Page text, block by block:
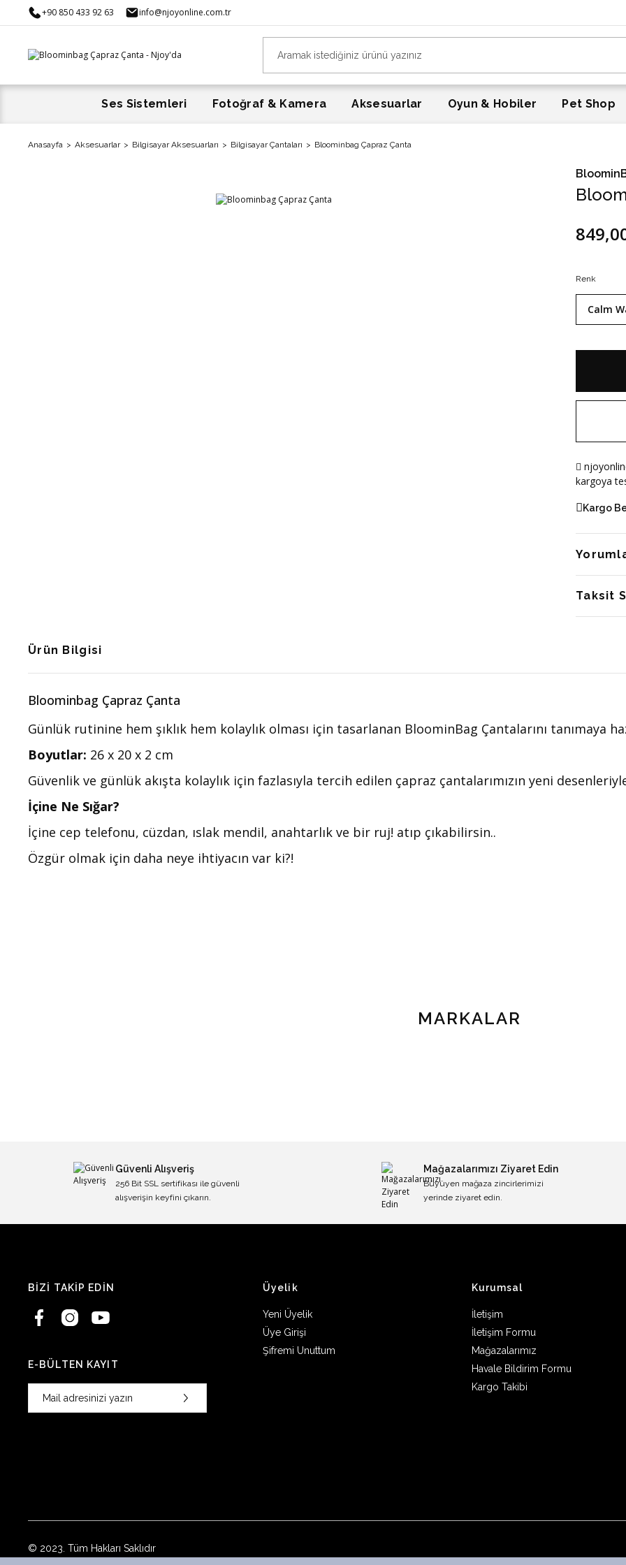
+90 850 433 92 63 info@njoyonline.com.tr
Ses Sistemleri Fotoğraf & Kamera Aksesuarlar Oyun & Hobiler Pet Shop
Anasayfa Aksesuarlar Bilgisayar Aksesuarları Bilgisayar Çantaları Bloominbag Çapraz Çanta
Renk
Calm
kargoya
Kargo
Taksit
Ürün Bilgisi
Bloominbag Çapraz Çanta
Günlük rutinine hem şıklık hem kolaylık olması için tasarlanan BloominBag Çantalarını tanımaya
Boyutlar: 26 x 20 x 2 cm
Güvenlik ve günlük akışta kolaylık için fazlasıyla tercih edilen çapraz çantalarımızın yeni desenleriyle
İçine Ne Sığar?
İçine cep telefonu, cüzdan, ıslak mendil, anahtarlık ve bir ruj! atıp çıkabilirsin..
Özgür olmak için daha neye ihtiyacın var ki?!
MARKALAR
Güvenli Alışveriş
256 Bit SSL sertifikası ile güvenli
alışverişin keyfini çıkarın.
Mağazalarımızı Ziyaret Edin
Büyüyen mağaza zincirlerimizi
yerinde ziyaret edin.
BİZİ TAKİP EDİN
E-BÜLTEN KAYIT
Üyelik
Yeni Üyelik
Üye Girişi
Şifremi Unuttum
Kurumsal
İletişim
İletişim Formu
Mağazalarımız
Havale Bildirim Formu
Kargo Takibi
© 2023. Tüm Hakları Saklıdır